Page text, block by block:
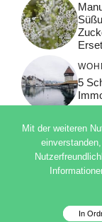
5
Mit der weiteren
In